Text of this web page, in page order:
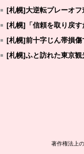
[札幌]大逆転プレーオ
[札幌]「信頼を取り戻
[札幌]前十字じん帯損
[札幌]ふと訪れた東京観
著作権法上